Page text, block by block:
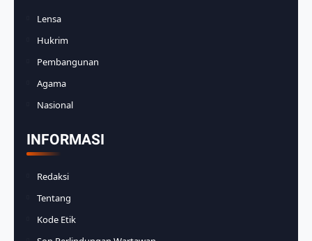
Lensa
Hukrim
Pembangunan
Agama
Nasional
INFORMASI
Redaksi
Tentang
Kode Etik